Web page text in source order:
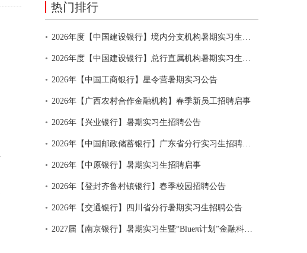
热门排行
• 2026年度【中国建设银行】境内分支机构暑期实习生招聘公告
• 2026年度【中国建设银行】总行直属机构暑期实习生招聘公告
• 2026年【中国工商银行】星令营暑期实习公告
• 2026年【广西农村合作金融机构】春季新员工招聘启事
• 2026年【兴业银行】暑期实习生招聘公告
• 2026年【中国邮政储蓄银行】广东省分行实习生招聘公告
• 2026年【中原银行】暑期实习生招聘启事
• 2026年【登封齐鲁村镇银行】春季校园招聘公告
• 2026年【交通银行】四川省分行暑期实习生招聘公告
• 2027届【南京银行】暑期实习生暨“Blueπ计划”金融科技校招提前批公告